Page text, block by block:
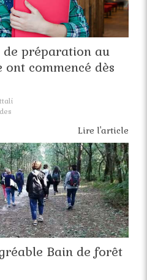
de préparation au
commencé dès
Lire l'article
Bain de forêt